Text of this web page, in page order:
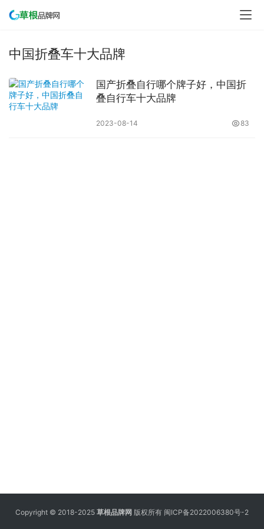
中国折叠车十大品牌
国产折叠自行哪个牌子好，中国折
叠自行车十大品牌
2023-08-14 83
Copyright © 2018-2025 草根品牌网 版权所有 闽ICP备2022006380号-2